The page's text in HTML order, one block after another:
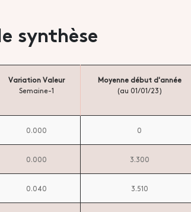
synthèse
Variation Valeur
Semaine-1
Moyenne début d'année
(au 01/01/23)
0.000 0
0.000 3.300
0.040 3.510